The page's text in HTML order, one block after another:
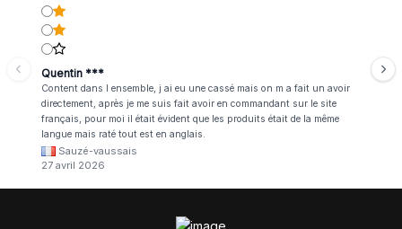
Quentin ***
Content dans l ensemble, j ai eu une cassé mais on m a fait un avoir
directement, après je me suis fait avoir en commandant sur le site
français, pour moi il était évident que les produits était de la même
langue mais raté tout est en anglais.
Sauzé-vaussais
27 avril 2026